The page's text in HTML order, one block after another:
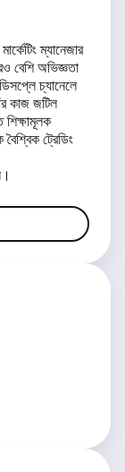
ম্যানেজার
বেশি অভিজ্ঞতা
চ্যানেলে
কাজ জটিল
শিক্ষামূলক
ট্রেডিং